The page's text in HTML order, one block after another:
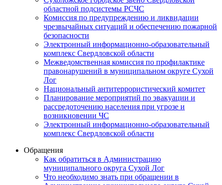
областной подсистемы РСЧС
Комиссия по предупреждению и ликвидации
чрезвычайных ситуаций и обеспечению пожарной
безопасности
Электронный информационно-образовательный
комплекс Cвердловской области
Межведомственная комиссия по профилактике
правонарушений в муниципальном округе Сухой
Лог
Национальный антитеррористический комитет
Планирование мероприятий по эвакуации и
рассредоточению населения при угрозе и
возникновении ЧС
Электронный информационно-образовательный
комплекс Свердловской области
Обращения
Как обратиться в Администрацию
муниципального округа Сухой Лог
Что необходимо знать при обращении в